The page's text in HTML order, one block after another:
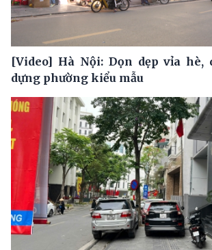
[Video] Hà Nội: Dọn dẹp vỉa hè,
dựng phường kiểu mẫu